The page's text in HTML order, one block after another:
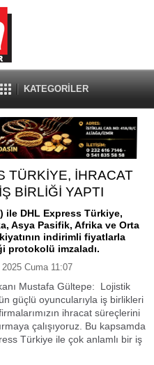
KATEGORİLER
TÜRKİYE, İHRACAT
BİRLİĞİ YAPTI
ile DHL Express Türkiye,
Asya Pasifik, Afrika ve Orta
indirimli fiyatlarla
protokolü imzaladı.
Cuma 11:07
Mustafa Gültepe: Lojistik
güçlü oyuncularıyla iş birlikleri
ihracat süreçlerini
çalışıyoruz. Bu kapsamda
Türkiye ile çok anlamlı bir iş